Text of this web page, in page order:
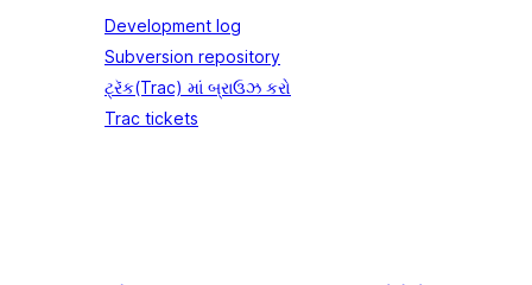
Development log
Subversion repository
ટ્રૅક(Trac) માં બ્રાઉઝ કરો
Trac tickets